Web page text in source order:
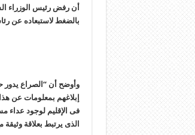
أن رفض رئیس الوزراء
بالضغط لاستبعاده عن
وأوضح أن “الصراع یدور
إبلاغهم بمعلومات عن
فی الإقلیم لوجود عداء
الذی یرتبط بعلاقة